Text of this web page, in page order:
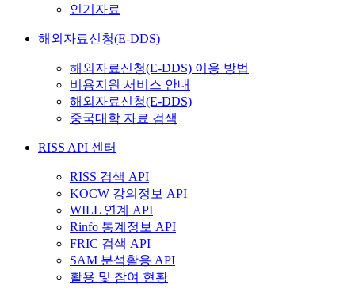
인기자료
해외자료신청(E-DDS)
해외자료신청(E-DDS) 이용 방법
비용지원 서비스 안내
해외자료신청(E-DDS)
중국대학 자료 검색
RISS API 센터
RISS 검색 API
KOCW 강의정보 API
WILL 연계 API
Rinfo 통계정보 API
FRIC 검색 API
SAM 분석활용 API
활용 및 참여 현황